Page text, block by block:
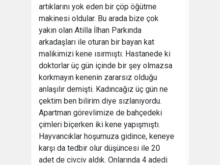
artıklarını yok eden bir çöp öğütme
makinesi oldular. Bu arada bize çok
yakın olan Atilla İlhan Parkında
arkadaşları ile oturan bir bayan kat
malikimizi kene ısırmıştı. Hastanede ki
doktorlar üç gün içinde bir şey olmazsa
korkmayın kenenin zararsız olduğu
anlaşılır demişti. Kadıncağız üç gün ne
çektim ben bilirim diye sızlanıyordu.
Apartman görevlimize de bahçedeki
çimleri biçerken iki kene yapışmıştı.
Hayvancıklar hoşumuza gidince, keneye
karşı da tedbir olur düşüncesi ile 20
adet de civciv aldık. Onlarında 4 adedi